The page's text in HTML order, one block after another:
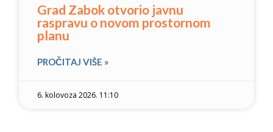
Grad Zabok otvorio javnu
raspravu o novom prostornom
planu
PROČITAJ VIŠE »
6. kolovoza 2026. 11:10